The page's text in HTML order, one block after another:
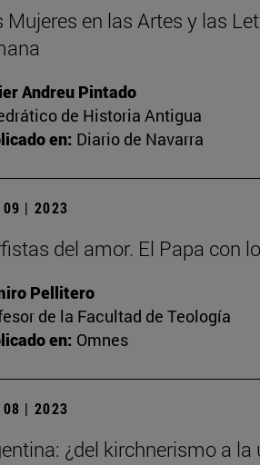
Mujeres en las Artes y las
Andreu Pintado
de Historia Antigua
en: Diario de Navarra
| 2023
del amor. El Papa con
Pellitero
de la Facultad de Teología
en: Omnes
| 2023
¿del kirchnerismo a la